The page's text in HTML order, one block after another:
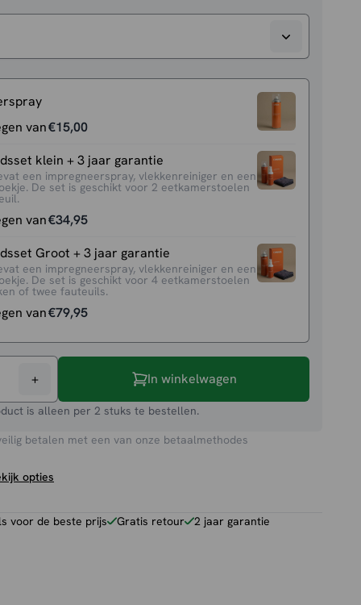
van€15,00
klein + 3 jaar garantie
een impregneerspray, vlekkenreiniger en een
De set is geschikt voor 2 eetkamerstoelen
van€34,95
Groot + 3 jaar garantie
een impregneerspray, vlekkenreiniger en een
De set is geschikt voor 4 eetkamerstoelen
of twee fauteuils.
van€79,95
+ In winkelwagen
is alleen per 2 stuks te bestellen.
betalen met een van onze betaalmethodes
opties
voor de beste prijs Gratis retour 2 jaar garantie